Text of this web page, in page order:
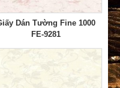
Dán Tường Fine 1000
FE-9281